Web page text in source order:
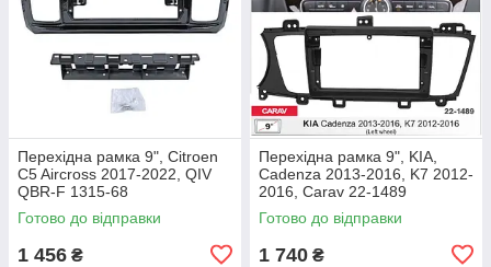
Перехідна рамка 9", Citroen
C5 Aircross 2017-2022, QIV
QBR-F 1315-68
Готово до відправки
1 456 ₴
Перехідна рамка 9", KIA,
Cadenza 2013-2016, K7 2012-
2016, Carav 22-1489
Готово до відправки
1 740 ₴